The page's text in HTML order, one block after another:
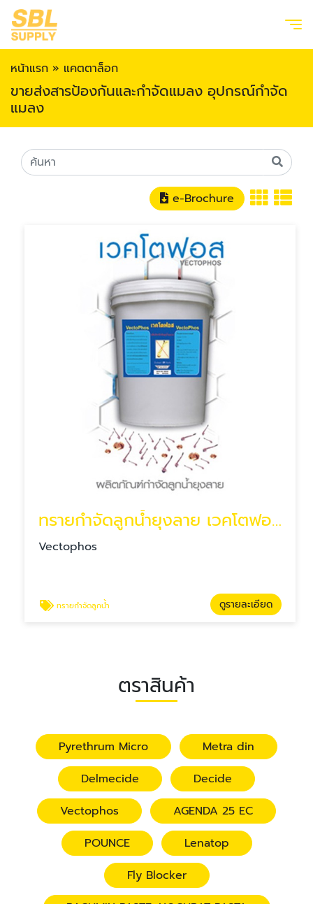
หน้าแรก » แคตตาล็อก
ขายส่งสารป้องกันและกำจัดแมลง อุปกรณ์กำจัด
แมลง
e-Brochure
ทรายกำจัดลูกน้ำยุงลาย เวคโตฟอส
Vectophos
ทรายกำจัดลูกน้ำ ดูรายละเอียด
ตราสินค้า
Pyrethrum Micro
Metra din
Delmecide
Decide
Vectophos
AGENDA 25 EC
POUNCE
Lenatop
Fly Blocker